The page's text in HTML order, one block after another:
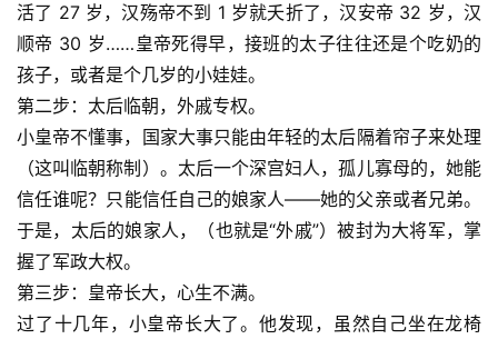
活了 27 岁，汉殇帝不到 1 岁就夭折了，汉安帝 32 岁，汉
顺帝 30 岁……皇帝死得早，接班的太子往往还是个吃奶的
孩子，或者是个几岁的小娃娃。
第二步：太后临朝，外戚专权。
小皇帝不懂事，国家大事只能由年轻的太后隔着帘子来处理
（这叫临朝称制）。太后一个深宫妇人，孤儿寡母的，她能
信任谁呢？只能信任自己的娘家人——她的父亲或者兄弟。
于是，太后的娘家人，（也就是“外戚”）被封为大将军，掌
握了军政大权。
第三步：皇帝长大，心生不满。
过了十几年，小皇帝长大了。他发现，虽然自己坐在龙椅